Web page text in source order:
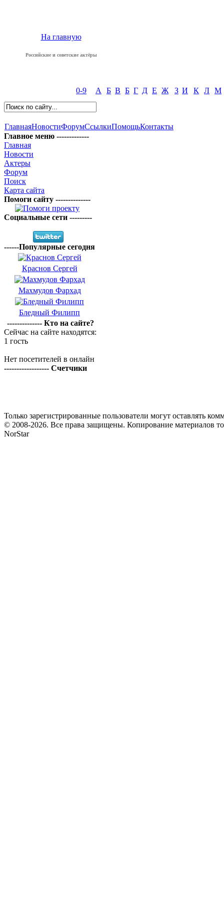
На главную
Российские и советские актёры
0-9 А Б В Б Г Д Е Ж З И К Л М
ГлавнаяНовостиФорумСсылкиПомощьКонтакты
Главное меню -------------
Главная
Новости
Актеры
Форум
Поиск
Карта сайта
Помоги сайту --------------
Социальные сети ---------
------Популярные сегодня
Краснов Сергей
Махмудов Фархад
Бледный Филипп
-------------- Кто на сайте?
Сейчас на сайте находятся:
1 гость
Нет посетителей в онлайн
------------------ Счетчики
Только зарегистрированные пользователи могут оставлять
© 2008-2026. Все права защищены. Копирование материалов
NorStar